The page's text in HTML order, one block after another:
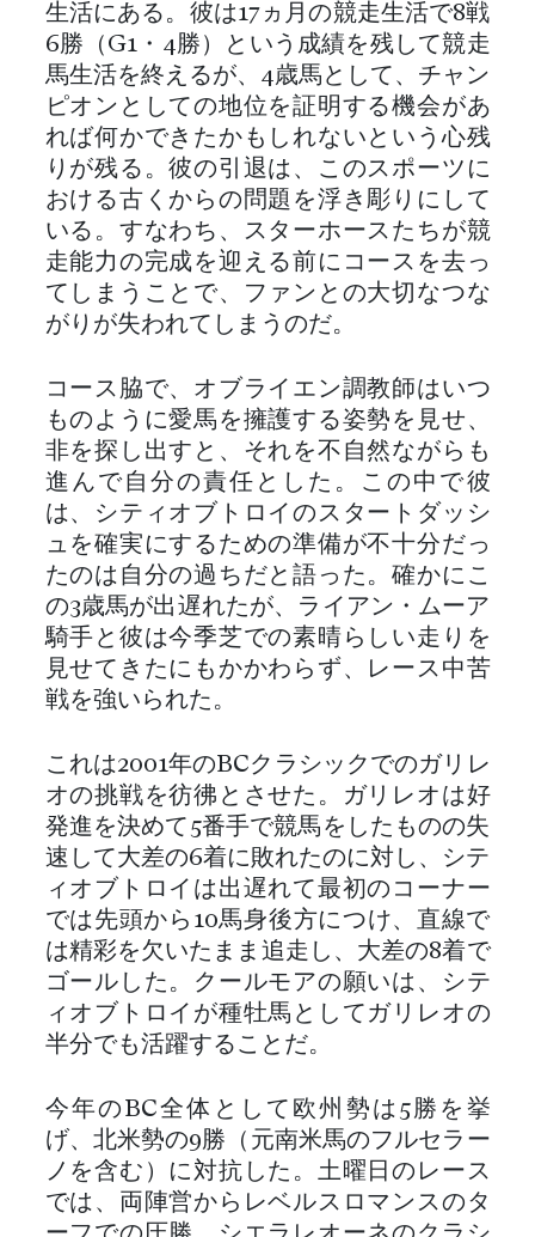
生活にある。彼は17ヵ月の競走生活で8戦
6勝（G1・4勝）という成績を残して競走
馬生活を終えるが、4歳馬として、チャン
ピオンとしての地位を証明する機会があ
れば何かできたかもしれないという心残
りが残る。彼の引退は、このスポーツに
おける古くからの問題を浮き彫りにして
いる。すなわち、スターホースたちが競
走能力の完成を迎える前にコースを去っ
てしまうことで、ファンとの大切なつな
がりが失われてしまうのだ。
コース脇で、オブライエン調教師はいつ
ものように愛馬を擁護する姿勢を見せ、
非を探し出すと、それを不自然ながらも
進んで自分の責任とした。この中で彼
は、シティオブトロイのスタートダッシ
ュを確実にするための準備が不十分だっ
たのは自分の過ちだと語った。確かにこ
の3歳馬が出遅れたが、ライアン・ムーア
騎手と彼は今季芝での素晴らしい走りを
見せてきたにもかかわらず、レース中苦
戦を強いられた。
これは2001年のBCクラシックでのガリレ
オの挑戦を彷彿とさせた。ガリレオは好
発進を決めて5番手で競馬をしたものの失
速して大差の6着に敗れたのに対し、シテ
ィオブトロイは出遅れて最初のコーナー
では先頭から10馬身後方につけ、直線で
は精彩を欠いたまま追走し、大差の8着で
ゴールした。クールモアの願いは、シテ
ィオブトロイが種牡馬としてガリレオの
半分でも活躍することだ。
今年のBC全体として欧州勢は5勝を挙
げ、北米勢の9勝（元南米馬のフルセラー
ノを含む）に対抗した。土曜日のレース
では、両陣営からレベルスロマンスのタ